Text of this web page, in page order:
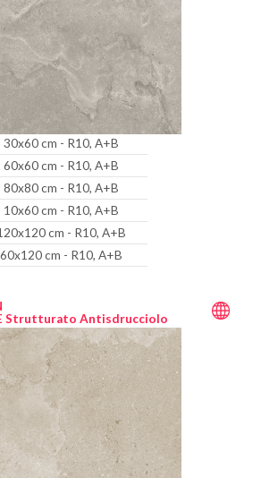
30x60 cm - R10, A+B
60x60 cm - R10, A+B
80x80 cm - R10, A+B
10x60 cm - R10, A+B
cm - R10, A+B
60x120 cm - R10, A+B
Strutturato Antisdrucciolo